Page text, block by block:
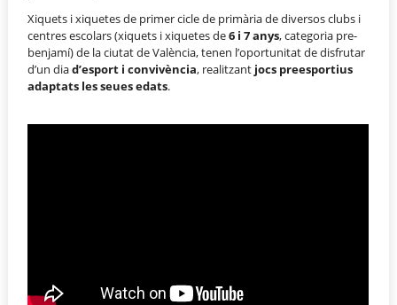
Xiquets i xiquetes de primer cicle de primària de diversos clubs i
centres escolars (xiquets i xiquetes de6 i 7 anys, categoria pre-
benjamí) de la ciutat de València, tenen l’oportunitat de disfrutar
d’un diad’esport i convivència, realitzant jocs preesportius
adaptats les seues edats.